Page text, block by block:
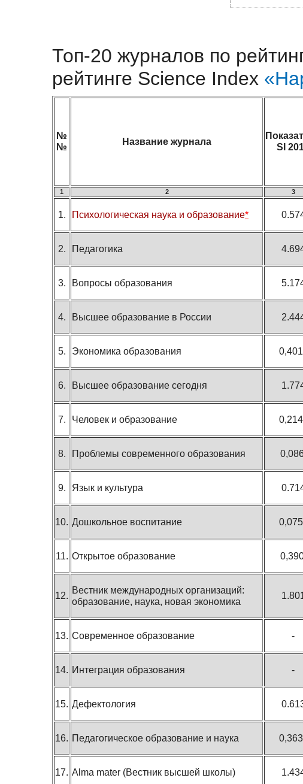
Топ-20 журналов по
рейтинге Science Index
№
№
Название журнала
SI
1 2 3
1. Психологическая наука и образование*
2. Педагогика
3. Вопросы образования
4. Высшее образование в России
5. Экономика образования 0,401
6. Высшее образование сегодня
7. Человек и образование 0,214
8. Проблемы современного образования
9. Язык и культура
10. Дошкольное воспитание 0,075
11. Открытое образование
12.
Вестник международных организаций:
образование, наука, новая экономика
13. Современное образование -
14. Интеграция образования -
15. Дефектология
16. Педагогическое образование и наука 0,363
17. Alma mater (Вестник высшей школы)